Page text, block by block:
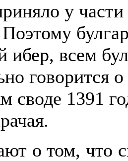
у
ибер, всем
говорится о
своде 1391
.
о том, что